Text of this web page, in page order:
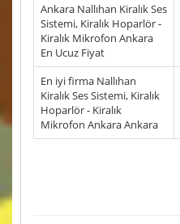
Ankara Nallıhan Kiralık Ses
Sistemi, Kiralık Hoparlör -
Kiralık Mikrofon Ankara
En Ucuz Fiyat
En iyi firma Nallıhan
Kiralık Ses Sistemi, Kiralık
Hoparlör - Kiralık
Mikrofon Ankara Ankara